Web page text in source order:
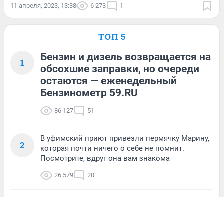
11 апреля, 2023, 13:38 6 273 1
ТОП 5
1
Бензин и дизель возвращается на
обсохшие заправки, но очереди
остаются — еженедельный
Бензинометр 59.RU
86 127 51
2
В уфимский приют привезли пермячку Марину,
которая почти ничего о себе не помнит.
Посмотрите, вдруг она вам знакома
26 579 20